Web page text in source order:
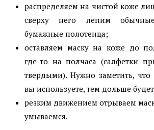
распределяем на чистой коже
сверху него лепим
бумажные полотенца;
оставляем маску на коже до
где-то на полчаса (салфетки
твердыми). Нужно заметить,
вы используете, тем дольше
резким движением отрываем
умываемся.